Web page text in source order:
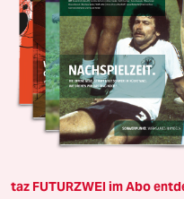
taz FUTURZWEI im Abo